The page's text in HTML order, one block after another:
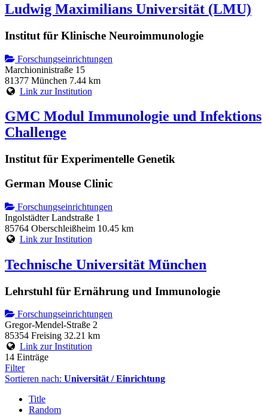
Ludwig Maximilians Universität (LMU)
Institut für Klinische Neuroimmunologie
Forschungseinrichtungen
Marchioninistraße 15
81377 München 7.44 km
Link zur Institution
GMC Modul Immunologie und Infektions
Challenge
Institut für Experimentelle Genetik
German Mouse Clinic
Forschungseinrichtungen
Ingolstädter Landstraße 1
85764 Oberschleißheim 10.45 km
Link zur Institution
Technische Universität München
Lehrstuhl für Ernährung und Immunologie
Forschungseinrichtungen
Gregor-Mendel-Straße 2
85354 Freising 32.21 km
Link zur Institution
14 Einträge
Filter
Sortieren nach: Universität / Einrichtung
Title
Random